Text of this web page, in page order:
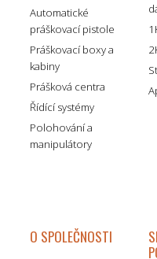
Automatické
práškovací pistole
Práškovací boxy a
kabiny
Prášková centra
Řídící systémy
Polohování a
manipulátory
O SPOLEČNOSTI